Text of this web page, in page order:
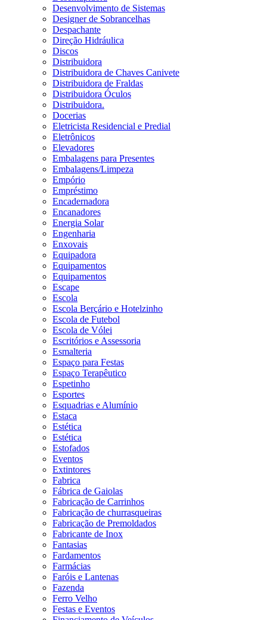
Desenvolvimento de Sistemas
Designer de Sobrancelhas
Despachante
Direção Hidráulica
Discos
Distribuidora
Distribuidora de Chaves Canivete
Distribuidora de Fraldas
Distribuidora Óculos
Distribuidora.
Docerias
Eletricista Residencial e Predial
Eletrônicos
Elevadores
Embalagens para Presentes
Embalagens/Limpeza
Empório
Empréstimo
Encadernadora
Encanadores
Energia Solar
Engenharia
Enxovais
Equipadora
Equipamentos
Equipamentos
Escape
Escola
Escola Berçário e Hotelzinho
Escola de Futebol
Escola de Vólei
Escritórios e Assessoria
Esmalteria
Espaço para Festas
Espaço Terapêutico
Espetinho
Esportes
Esquadrias e Alumínio
Estaca
Estética
Estética
Estofados
Eventos
Extintores
Fabrica
Fábrica de Gaiolas
Fabricação de Carrinhos
Fabricação de churrasqueiras
Fabricação de Premoldados
Fabricante de Inox
Fantasias
Fardamentos
Farmácias
Faróis e Lantenas
Fazenda
Ferro Velho
Festas e Eventos